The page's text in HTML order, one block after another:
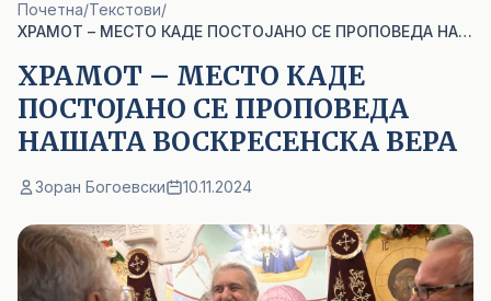
Почетна/Текстови/
ХРАМОТ – МЕСТО КАДЕ ПОСТОЈАНО СЕ ПРОПОВЕДА НАШАТА ВОСКРЕСЕНСКА ВЕРА
ХРАМОТ – МЕСТО КАДЕ
ПОСТОЈАНО СЕ ПРОПОВЕДА
НАШАТА ВОСКРЕСЕНСКА ВЕРА
Зоран Богоевски 10.11.2024